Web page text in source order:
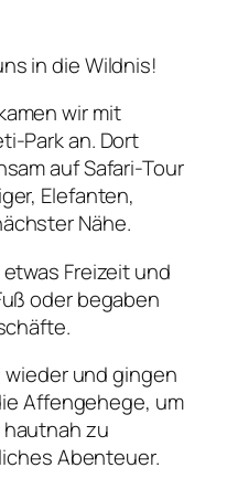
in die Wildnis!
wir mit
Park an. Dort
auf Safari-Tour
Elefanten,
Nähe.
Freizeit und
oder begaben
und gingen
Affengehege, um
zu
Abenteuer.